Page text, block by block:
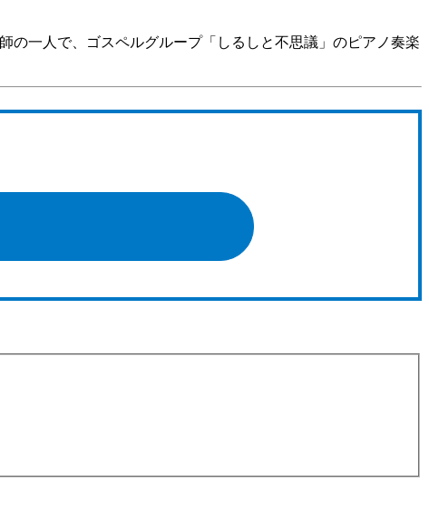
一人で、ゴスペルグループ「しるしと不思議」のピアノ奏楽